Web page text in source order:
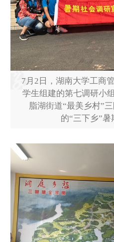
7月2日，湖南大学工商
学生组建的第七调研小
脂湖街道“最美乡村”
的“三下乡”暑